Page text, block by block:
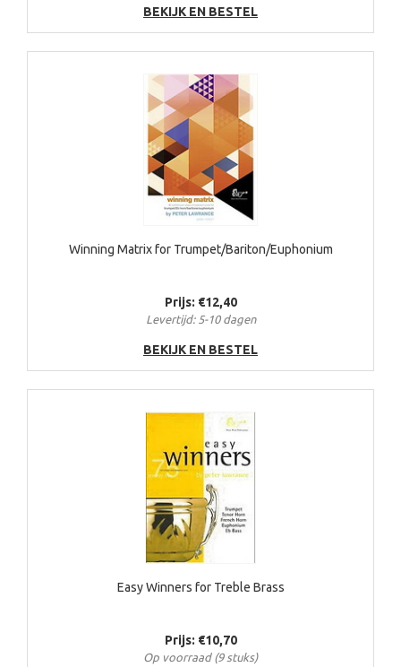
BEKIJK EN BESTEL
Winning Matrix for Trumpet/Bariton/Euphonium
Prijs: €12,40
Levertijd: 5-10 dagen
BEKIJK EN BESTEL
Easy Winners for Treble Brass
Prijs: €10,70
Op voorraad (9 stuks)